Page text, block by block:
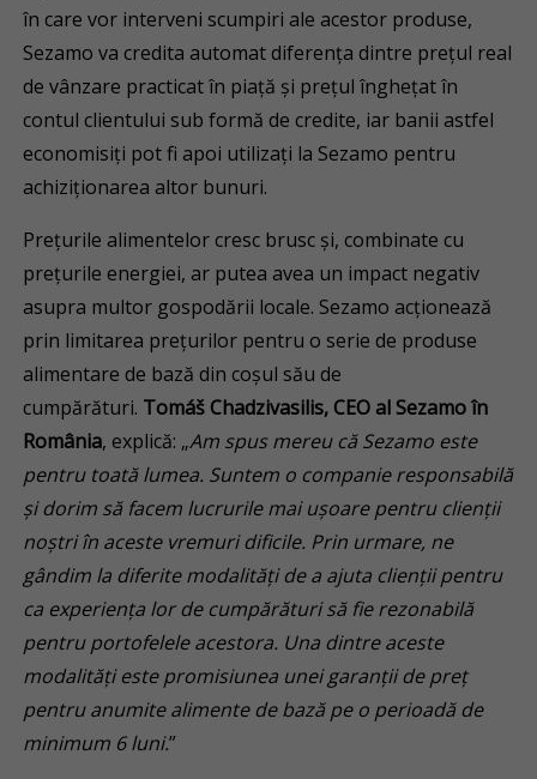
în care vor interveni scumpiri ale acestor produse,
Sezamo va credita automat diferența dintre prețul real
de vânzare practicat în piață și prețul înghețat în
contul clientului sub formă de credite, iar banii astfel
economisiți pot fi apoi utilizați la Sezamo pentru
achiziționarea altor bunuri.
Prețurile alimentelor cresc brusc și, combinate cu
prețurile energiei, ar putea avea un impact negativ
asupra multor gospodării locale. Sezamo acționează
prin limitarea prețurilor pentru o serie de produse
alimentare de bază din coșul său de
cumpărături. Tomáš Chadzivasilis, CEO al Sezamo în
România, explică: „Am spus mereu că Sezamo este
pentru toată lumea. Suntem o companie responsabilă
și dorim să facem lucrurile mai ușoare pentru clienții
noștri în aceste vremuri dificile. Prin urmare, ne
gândim la diferite modalități de a ajuta clienții pentru
ca experiența lor de cumpărături să fie rezonabilă
pentru portofelele acestora. Una dintre aceste
modalități este promisiunea unei garanții de preț
pentru anumite alimente de bază pe o perioadă de
minimum 6 luni.”